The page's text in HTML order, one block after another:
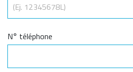
N° téléphone